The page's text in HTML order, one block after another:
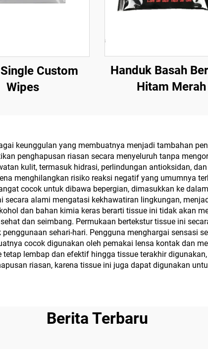
Custom
Wipes
Handuk Basah
Hitam Merah
keunggulan yang membuatnya menjadi tambahan
penghapusan riasan secara menyeluruh tanpa
kulit, termasuk hidrasi, perlindungan antioksidan,
menghilangkan risiko reaksi negatif yang umumnya
cocok untuk dibawa bepergian, dimasukkan ke
secara alami mengatasi kekhawatiran lingkungan,
dan bahan kimia keras berarti tissue ini tidak akan
dan seimbang. Permukaan bertekstur tissue ini
sehari-hari. Pengguna menghargai sensasi
cocok digunakan oleh pemakai lensa kontak dan
lembap dan efektif hingga tissue terakhir
riasan, karena tissue ini juga dapat digunakan
Berita Terbaru